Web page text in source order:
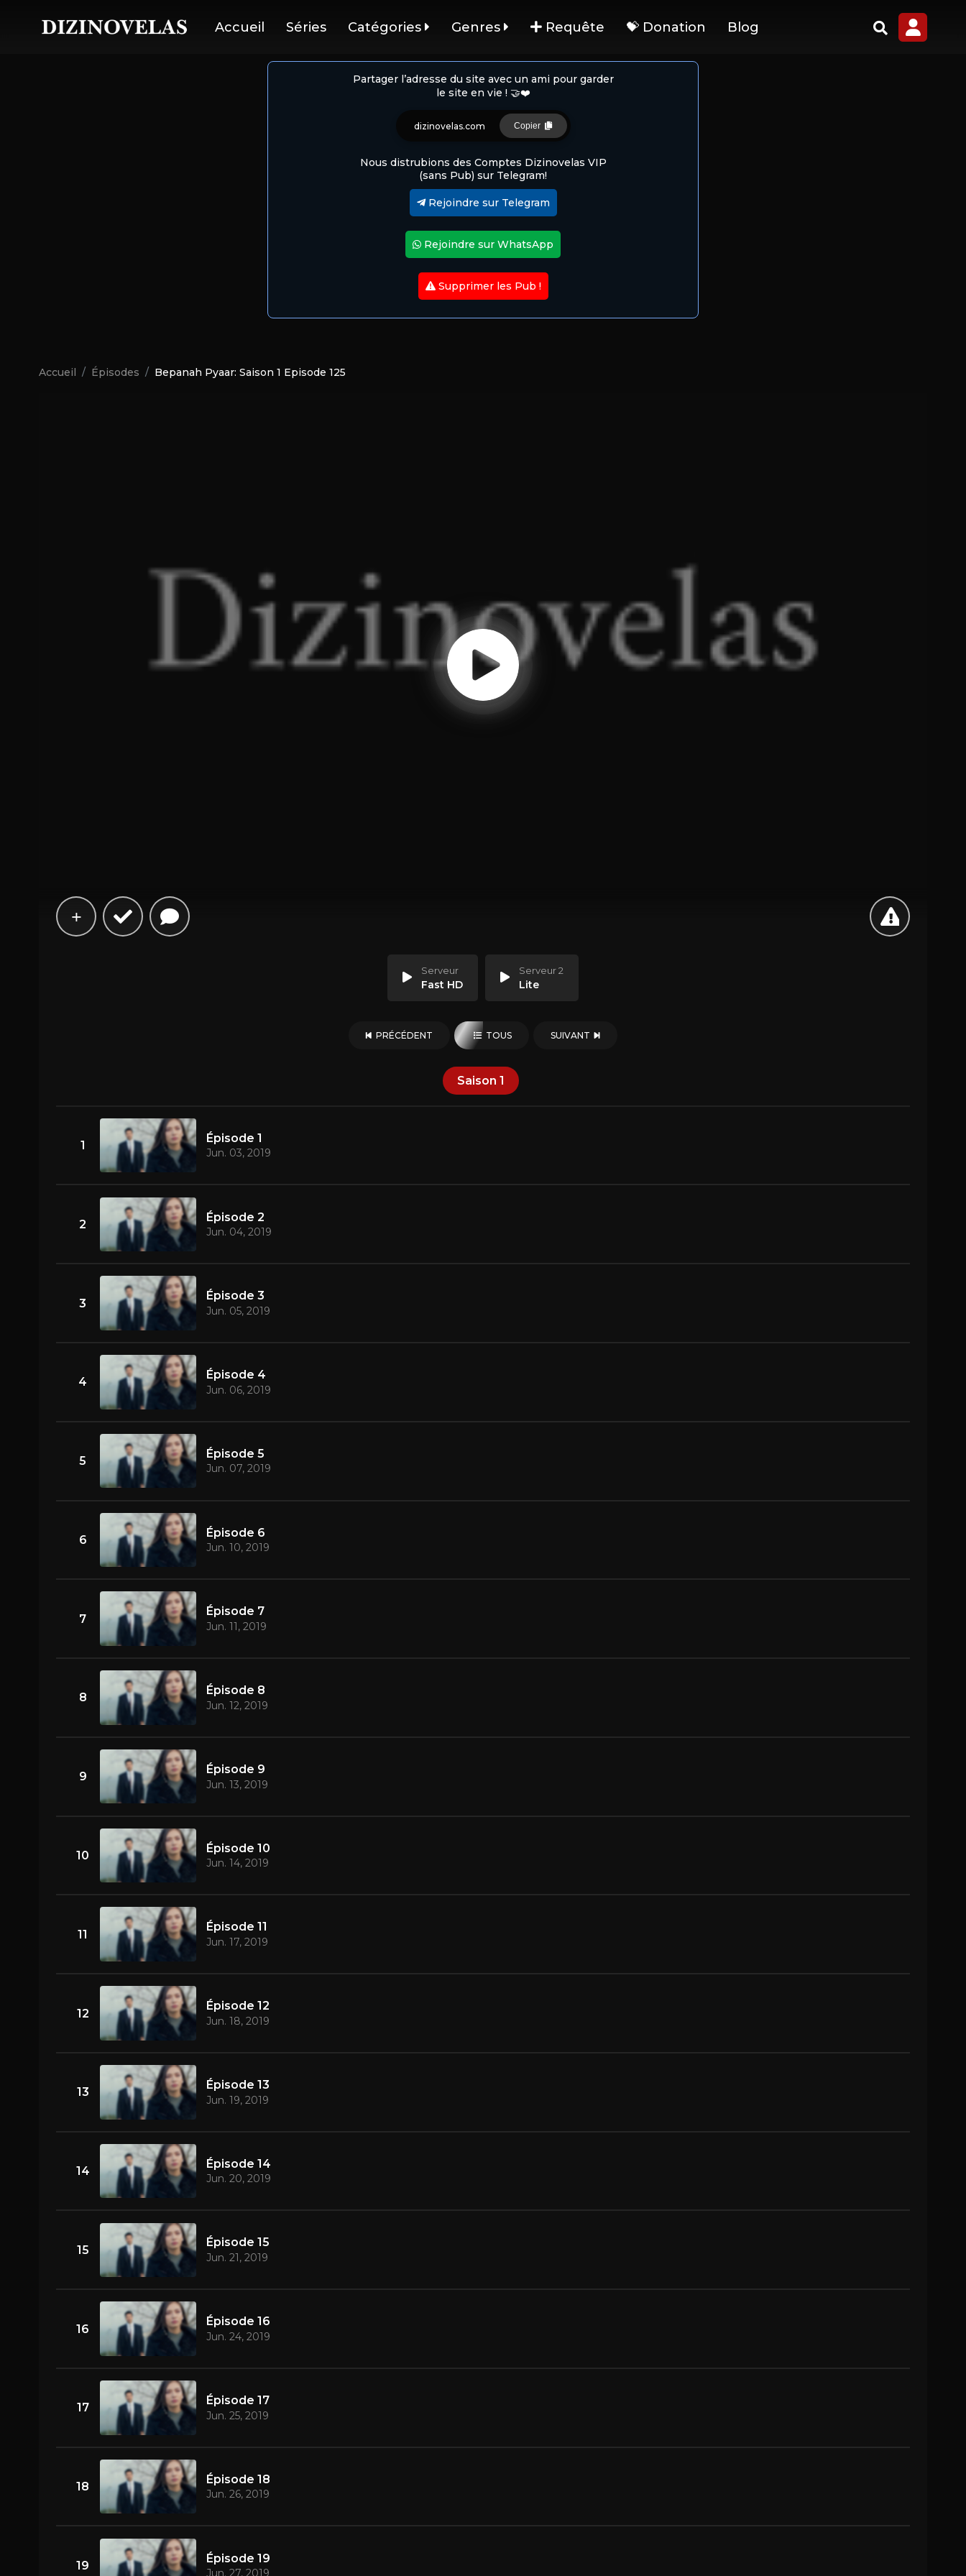
Accueil Séries Catégories Genres Requête 💝 Donation Blog
Partager l’adresse du site avec un ami pour garder
le site en vie ! 🤝❤️
dizinovelas.com Copier
Nous distrubions des Comptes Dizinovelas VIP
(sans Pub) sur Telegram!
Rejoindre sur Telegram
Rejoindre sur WhatsApp
Supprimer les Pub !
Accueil Épisodes Bepanah Pyaar: Saison 1 Episode 125
Serveur
Fast HD
Serveur 2
Lite
PRÉCÉDENT TOUS SUIVANT
Saison 1
1
Épisode 1
Jun. 03, 2019
2
Épisode 2
Jun. 04, 2019
3
Épisode 3
Jun. 05, 2019
4
Épisode 4
Jun. 06, 2019
5
Épisode 5
Jun. 07, 2019
6
Épisode 6
Jun. 10, 2019
7
Épisode 7
Jun. 11, 2019
8
Épisode 8
Jun. 12, 2019
9
Épisode 9
Jun. 13, 2019
10
Épisode 10
Jun. 14, 2019
11
Épisode 11
Jun. 17, 2019
12
Épisode 12
Jun. 18, 2019
13
Épisode 13
Jun. 19, 2019
14
Épisode 14
Jun. 20, 2019
15
Épisode 15
Jun. 21, 2019
16
Épisode 16
Jun. 24, 2019
17
Épisode 17
Jun. 25, 2019
18
Épisode 18
Jun. 26, 2019
19
Épisode 19
Jun. 27, 2019